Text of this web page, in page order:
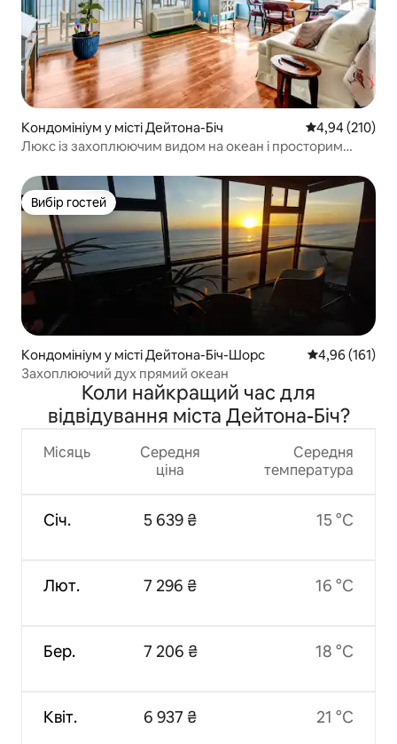
Кондомініум у місті Дейтона-Біч Середня
4,94 (210)
Люкс із захоплюючим видом на океан і просторим
Вибір гостей
Вибір гостей
Кондомініум у місті Дейтона-Біч-Шорс Середня
4,96 (161)
Захоплюючий дух прямий океан
Коли найкращий час для
відвідування міста Дейтона-Біч?
Місяць
Січ.
Лют.
Бер.
Квіт.
Середня
ціна
5 639 ₴
7 296 ₴
7 206 ₴
6 937 ₴
Середня
температура
15 °C
16 °C
18 °C
21 °C